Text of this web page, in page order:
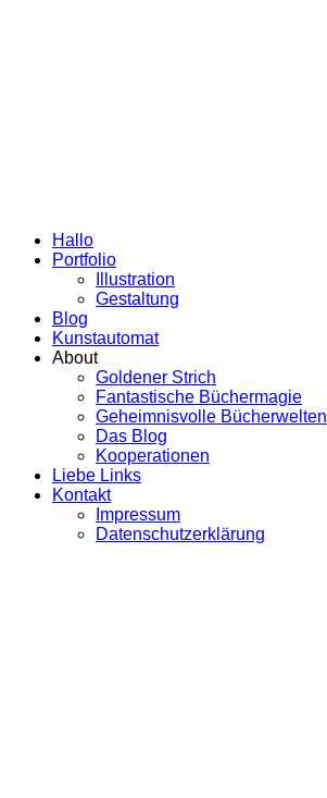
Hallo
Portfolio
Illustration
Gestaltung
Blog
Kunstautomat
About
Goldener Strich
Fantastische Büchermagie
Geheimnisvolle Bücherwelten
Das Blog
Kooperationen
Liebe Links
Kontakt
Impressum
Datenschutzerklärung